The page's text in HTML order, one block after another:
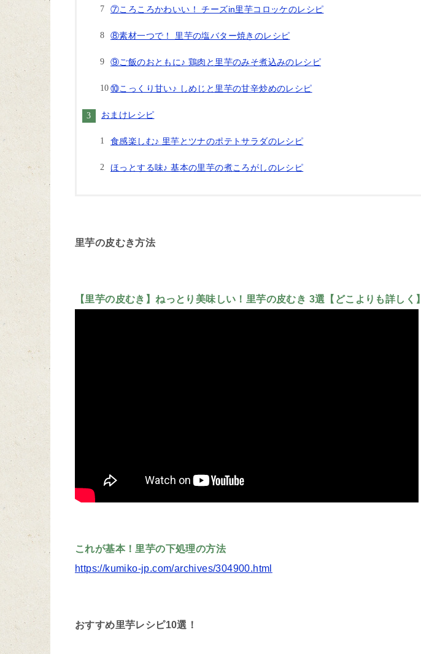
⑦ころころかわいい！ チーズin里芋コロッケのレシピ
⑧素材一つで！ 里芋の塩バター焼きのレシピ
⑨ご飯のおともに♪ 鶏肉と里芋のみそ煮込みのレシピ
⑩こっくり甘い♪ しめじと里芋の甘辛炒めのレシピ
おまけレシピ
食感楽しむ♪ 里芋とツナのポテトサラダのレシピ
ほっとする味♪ 基本の里芋の煮ころがしのレシピ
里芋の皮むき方法
【里芋の皮むき】ねっとり美味しい！里芋の皮むき 3選【どこよりも詳しく】
これが基本！里芋の下処理の方法
https://kumiko-jp.com/archives/304900.html
おすすめ里芋レシピ10選！